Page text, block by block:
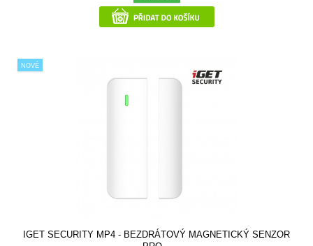
NOVÉ
IGET SECURITY MP4 - BEZDRÁTOVÝ MAGNETICKÝ SENZOR